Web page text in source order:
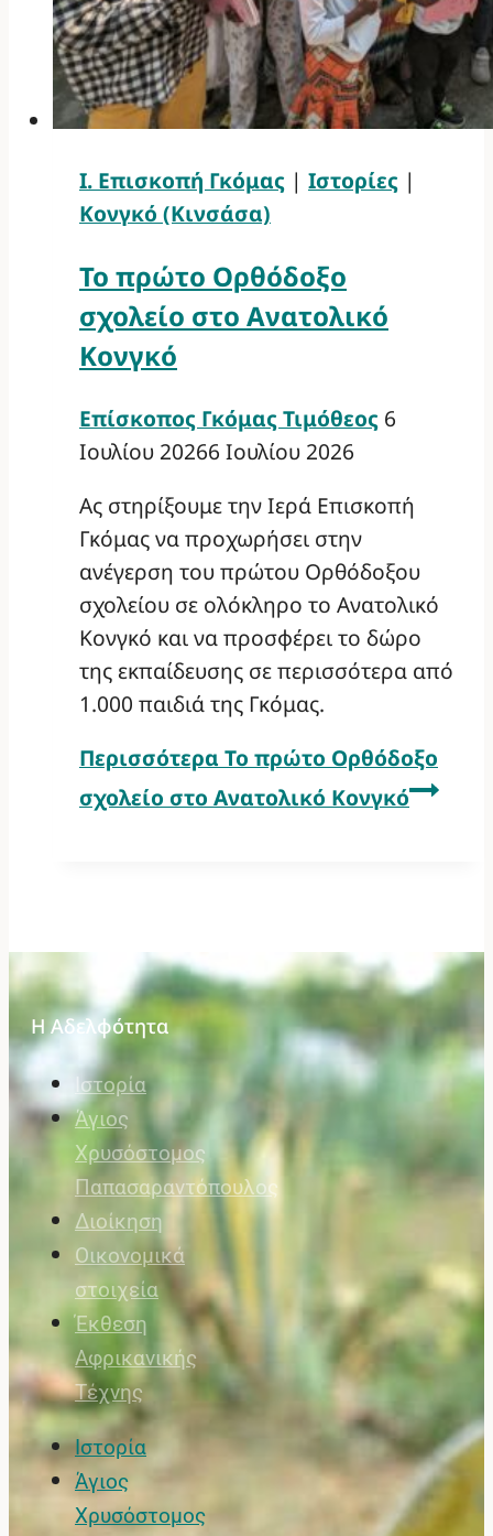
Ι. Επισκοπή Γκόμας | Ιστορίες |
Κονγκό (Κινσάσα)
Το πρώτο Ορθόδοξο
σχολείο στο Ανατολικό
Κονγκό
Επίσκοπος Γκόμας Τιμόθεος 6
Ιουλίου 20266 Ιουλίου 2026
Ας στηρίξουμε την Ιερά Επισκοπή
Γκόμας να προχωρήσει στην
ανέγερση του πρώτου Ορθόδοξου
σχολείου σε ολόκληρο το Ανατολικό
Κονγκό και να προσφέρει το δώρο
της εκπαίδευσης σε περισσότερα από
1.000 παιδιά της Γκόμας.
Περισσότερα Το πρώτο Ορθόδοξο
σχολείο στο Ανατολικό Κονγκό
Η Αδελφότητα
Ιστορία
Άγιος
Χρυσόστομος
Παπασαραντόπουλος
Διοίκηση
Οικονομικά
στοιχεία
Έκθεση
Αφρικανικής
Τέχνης
Ιστορία
Άγιος
Χρυσόστομος